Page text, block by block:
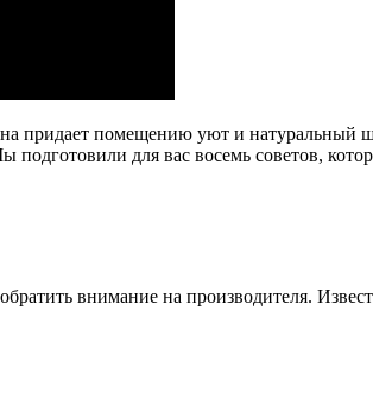
придает помещению уют и
для вас восемь советов,
внимание на производителя.